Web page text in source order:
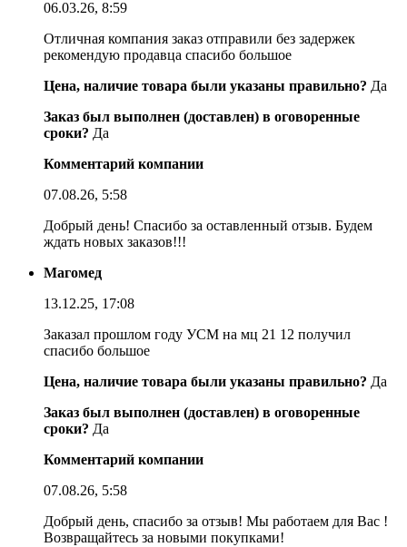
06.03.26, 8:59
Отличная компания заказ отправили без задержек
рекомендую продавца спасибо большое
Цена, наличие товара были указаны правильно? Да
Заказ был выполнен (доставлен) в оговоренные
сроки? Да
Комментарий компании
07.08.26, 5:58
Добрый день! Спасибо за оставленный отзыв. Будем
ждать новых заказов!!!
Магомед
13.12.25, 17:08
Заказал прошлом году УСМ на мц 21 12 получил
спасибо большое
Цена, наличие товара были указаны правильно? Да
Заказ был выполнен (доставлен) в оговоренные
сроки? Да
Комментарий компании
07.08.26, 5:58
Добрый день, спасибо за отзыв! Мы работаем для Вас !
Возвращайтесь за новыми покупками!